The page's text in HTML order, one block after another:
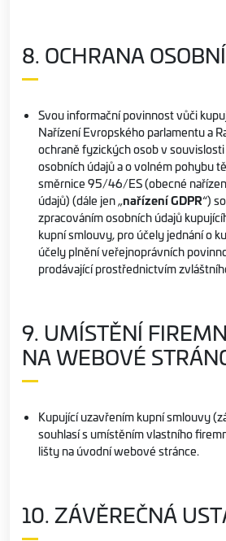
8. OCHRANA
Svou informační povinnost vůči
Nařízení Evropského parlamentu a
ochraně fyzických osob v
osobních údajů a o volném pohybu
směrnice 95/46/ES (obecné
údajů) (dále jen „nařízení GDPR“)
zpracováním osobních údajů
kupní smlouvy, pro účely jednání o
účely plnění veřejnoprávních
prodávající prostřednictvím
9. UMÍSTĚNÍ
NA WEBOVÉ
Kupující uzavřením kupní smlouvy
souhlasí s umístěním vlastního
lišty na úvodní webové stránce.
10. ZÁVĚREČNÁ